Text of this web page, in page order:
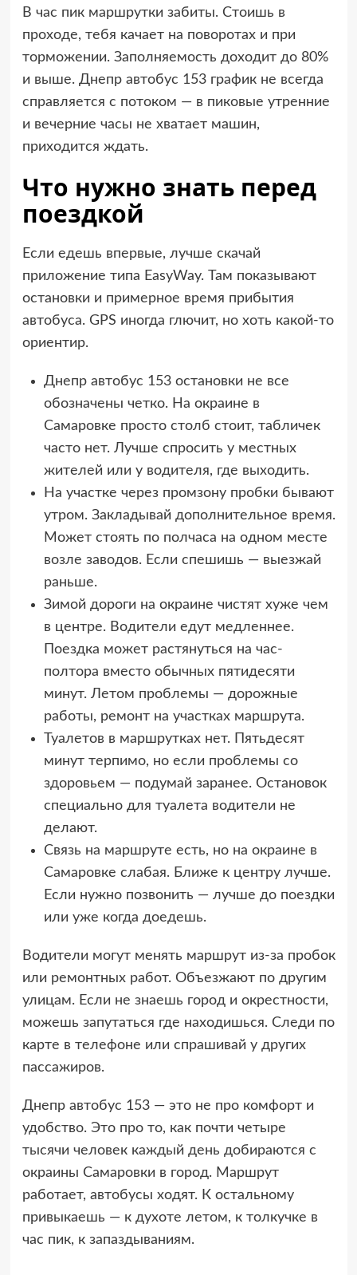
В час пик маршрутки забиты. Стоишь в
проходе, тебя качает на поворотах и при
торможении. Заполняемость доходит до 80%
и выше. Днепр автобус 153 график не всегда
справляется с потоком — в пиковые утренние
и вечерние часы не хватает машин,
приходится ждать.
Что нужно знать перед
поездкой
Если едешь впервые, лучше скачай
приложение типа EasyWay. Там показывают
остановки и примерное время прибытия
автобуса. GPS иногда глючит, но хоть какой-то
ориентир.
Днепр автобус 153 остановки не все
обозначены четко. На окраине в
Самаровке просто столб стоит, табличек
часто нет. Лучше спросить у местных
жителей или у водителя, где выходить.
На участке через промзону пробки бывают
утром. Закладывай дополнительное время.
Может стоять по полчаса на одном месте
возле заводов. Если спешишь — выезжай
раньше.
Зимой дороги на окраине чистят хуже чем
в центре. Водители едут медленнее.
Поездка может растянуться на час-
полтора вместо обычных пятидесяти
минут. Летом проблемы — дорожные
работы, ремонт на участках маршрута.
Туалетов в маршрутках нет. Пятьдесят
минут терпимо, но если проблемы со
здоровьем — подумай заранее. Остановок
специально для туалета водители не
делают.
Связь на маршруте есть, но на окраине в
Самаровке слабая. Ближе к центру лучше.
Если нужно позвонить — лучше до поездки
или уже когда доедешь.
Водители могут менять маршрут из-за пробок
или ремонтных работ. Объезжают по другим
улицам. Если не знаешь город и окрестности,
можешь запутаться где находишься. Следи по
карте в телефоне или спрашивай у других
пассажиров.
Днепр автобус 153 — это не про комфорт и
удобство. Это про то, как почти четыре
тысячи человек каждый день добираются с
окраины Самаровки в город. Маршрут
работает, автобусы ходят. К остальному
привыкаешь — к духоте летом, к толкучке в
час пик, к запаздываниям.